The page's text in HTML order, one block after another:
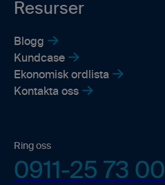
Resurser
Blogg
Kundcase
Ekonomisk ordlista
Kontakta oss
Ring oss
0911-25 73 00